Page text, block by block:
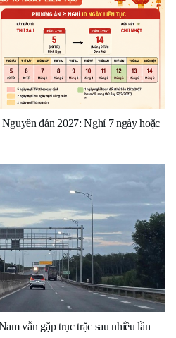
đán 2027: Nghỉ 7 ngày hoặc
vẫn gặp trục trặc sau nhiều lần